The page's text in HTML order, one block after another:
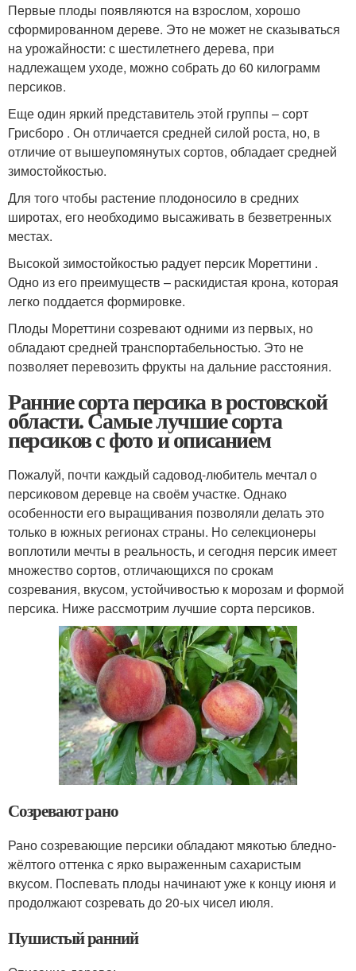
Первые плоды появляются на взрослом, хорошо
сформированном дереве. Это не может не сказываться
на урожайности: с шестилетнего дерева, при
надлежащем уходе, можно собрать до 60 килограмм
персиков.
Еще один яркий представитель этой группы – сорт
Грисборо . Он отличается средней силой роста, но, в
отличие от вышеупомянутых сортов, обладает средней
зимостойкостью.
Для того чтобы растение плодоносило в средних
широтах, его необходимо высаживать в безветренных
местах.
Высокой зимостойкостью радует персик Мореттини .
Одно из его преимуществ – раскидистая крона, которая
легко поддается формировке.
Плоды Мореттини созревают одними из первых, но
обладают средней транспортабельностью. Это не
позволяет перевозить фрукты на дальние расстояния.
Ранние сорта персика в ростовской
области. Самые лучшие сорта
персиков с фото и описанием
Пожалуй, почти каждый садовод-любитель мечтал о
персиковом деревце на своём участке. Однако
особенности его выращивания позволяли делать это
только в южных регионах страны. Но селекционеры
воплотили мечты в реальность, и сегодня персик имеет
множество сортов, отличающихся по срокам
созревания, вкусом, устойчивостью к морозам и формой
персика. Ниже рассмотрим лучшие сорта персиков.
Созревают рано
Рано созревающие персики обладают мякотью бледно-
жёлтого оттенка с ярко выраженным сахаристым
вкусом. Поспевать плоды начинают уже к концу июня и
продолжают созревать до 20-ых чисел июля.
Пушистый ранний